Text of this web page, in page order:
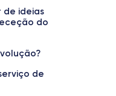
frontal
rápido
de ideias
do
de